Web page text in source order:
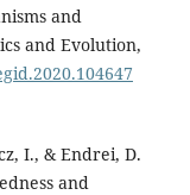
and
and Evolution,
I., & Endrei, D.
and